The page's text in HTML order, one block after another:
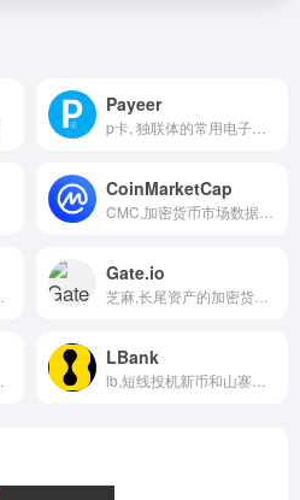
Payeer
CoinMarketCap
Gate.io
LBank